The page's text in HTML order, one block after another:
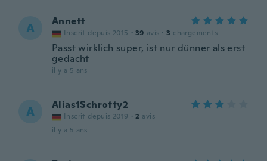
A Annett
Inscrit depuis 2015 · 39 avis · 3 chargements
Passt wirklich super, ist nur dünner als erst
gedacht
il y a 5 ans
A Alias1Schrotty2
Inscrit depuis 2019 · 2 avis
il y a 5 ans